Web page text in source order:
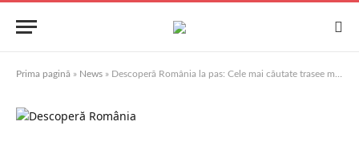
Prima pagină » News » Descoperă România la pas: Cele mai căutate trasee montane